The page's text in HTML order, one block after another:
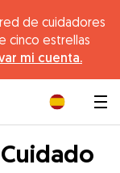
de cuidadores
cinco estrellas
mi cuenta.